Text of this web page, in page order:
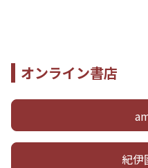
オンライン書店
紀伊